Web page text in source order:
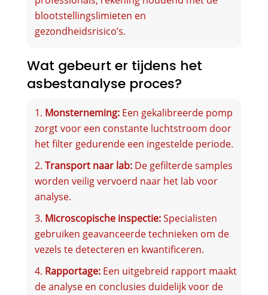
blootstellingslimieten en
gezondheidsrisico’s.
Wat gebeurt er tijdens het
asbestanalyse proces?
Monsterneming:Een gekalibreerde pomp
zorgt voor een constante luchtstroom door
het filter gedurende een ingestelde periode.
Transport naar lab:De gefilterde samples
worden veilig vervoerd naar het lab voor
analyse.
Microscopische inspectie:Specialisten
gebruiken geavanceerde technieken om de
vezels te detecteren en kwantificeren.
Rapportage:Een uitgebreid rapport maakt
de analyse en conclusies duidelijk voor de